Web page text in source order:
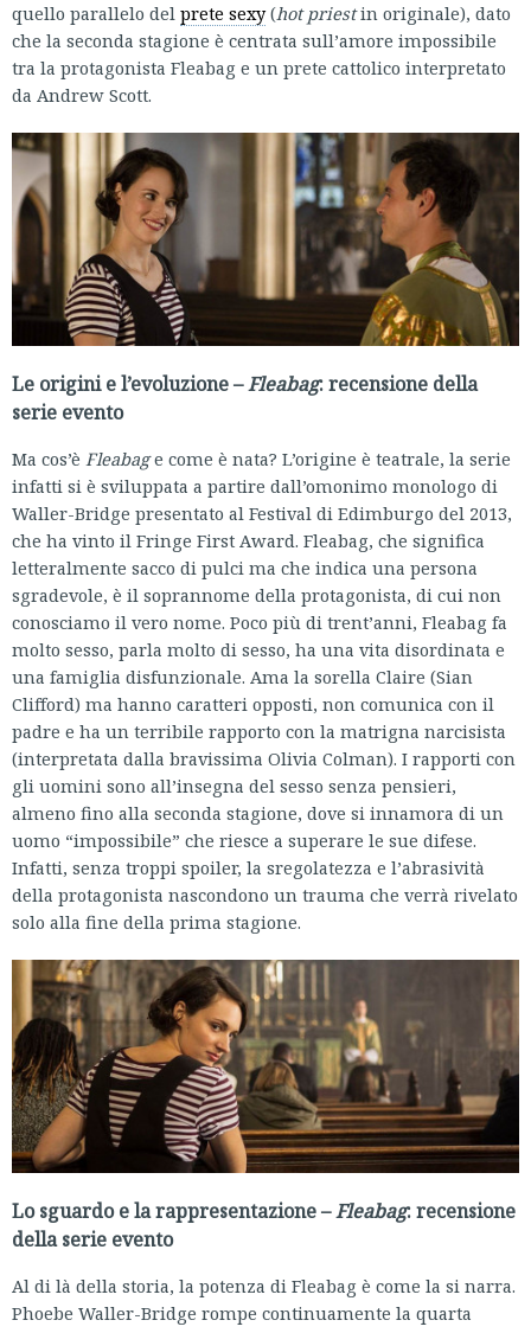
quello parallelo del prete sexy(hot priestin originale), dato
che la seconda stagione è centrata sull’amore impossibile
tra la protagonista Fleabag e un prete cattolico interpretato
da Andrew Scott.
Le origini e l’evoluzione –Fleabag: recensione della
serie evento
Ma cos’è Fleabage come è nata? L’origine è teatrale, la serie
infatti si è sviluppata a partire dall’omonimo monologo di
Waller-Bridge presentato al Festival di Edimburgo del 2013,
che ha vinto il Fringe First Award. Fleabag, che significa
letteralmente sacco di pulci ma che indica una persona
sgradevole, è il soprannome della protagonista, di cui non
conosciamo il vero nome. Poco più di trent’anni, Fleabag fa
molto sesso, parla molto di sesso, ha una vita disordinata e
una famiglia disfunzionale. Ama la sorella Claire (Sian
Clifford) ma hanno caratteri opposti, non comunica con il
padre e ha un terribile rapporto con la matrigna narcisista
(interpretata dalla bravissima Olivia Colman). I rapporti con
gli uomini sono all’insegna del sesso senza pensieri,
almeno fino alla seconda stagione, dove si innamora di un
uomo “impossibile” che riesce a superare le sue difese.
Infatti, senza troppi spoiler, la sregolatezza e l’abrasività
della protagonista nascondono un trauma che verrà rivelato
solo alla fine della prima stagione.
Lo sguardo e la rappresentazione –Fleabag: recensione
della serie evento
Al di là della storia, la potenza di Fleabag è come la si narra.
Phoebe Waller-Bridge rompe continuamente la quarta